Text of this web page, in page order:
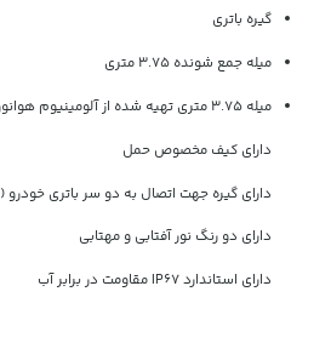
گیره باتری
میله جمع شونده 3.75 متری
میله 3.75 متری تهیه شده از آلومینیوم هوانوردی
دارای کیف مخصوص حمل
دارای گیره جهت اتصال به دو سر باتری خودرو (12V DC)
دارای دو رنگ نور آفتابی و مهتابی
دارای استاندارد IP67 مقاومت در برابر آب